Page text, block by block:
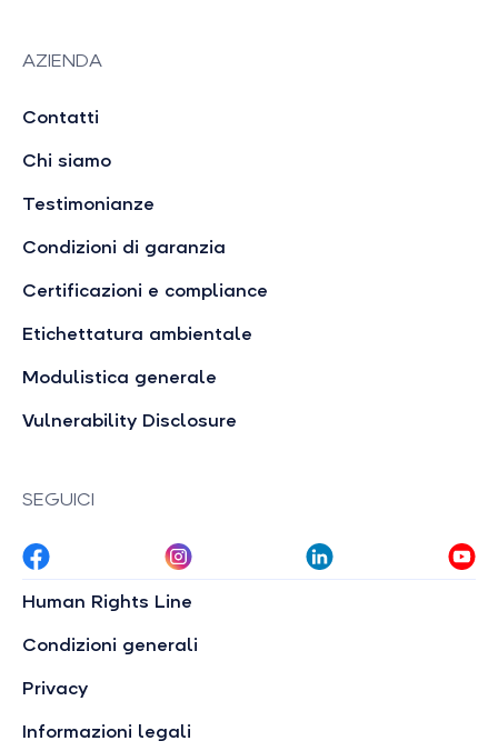
AZIENDA
Contatti
Chi siamo
Testimonianze
Condizioni di garanzia
Certificazioni e compliance
Etichettatura ambientale
Modulistica generale
Vulnerability Disclosure
SEGUICI
Human Rights Line
Condizioni generali
Privacy
Informazioni legali